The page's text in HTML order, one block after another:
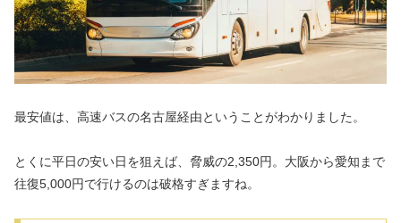
最安値は、高速バスの名古屋経由ということがわかりました。
とくに平日の安い日を狙えば、脅威の2,350円。大阪から愛知まで
往復5,000円で行けるのは破格すぎますね。